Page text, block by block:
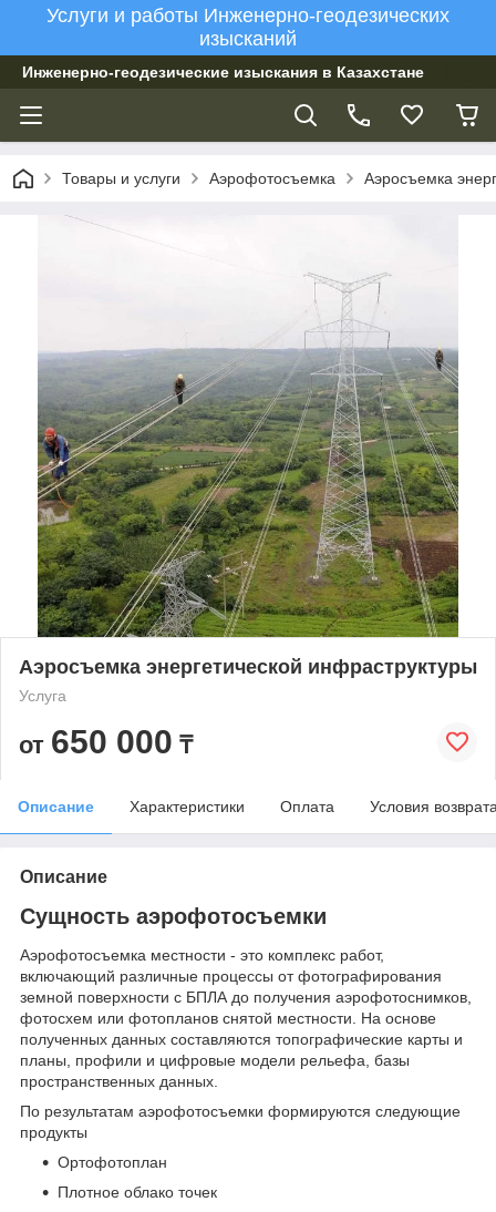
Услуги и работы Инженерно-геодезических
изысканий
Инженерно-геодезические изыскания в Казахстане
Товары и услуги Аэрофотосъемка Аэросъемка
Аэросъемка энергетической инфраструктуры
Услуга
от 650 000 ₸
Описание Характеристики Оплата Условия
Описание
Сущность аэрофотосъемки
Аэрофотосъемка местности - это комплекс работ,
включающий различные процессы от фотографирования
земной поверхности с БПЛА до получения аэрофотоснимков,
фотосхем или фотопланов снятой местности. На основе
полученных данных составляются топографические карты и
планы, профили и цифровые модели рельефа, базы
пространственных данных.
По результатам аэрофотосъемки формируются следующие
продукты
Ортофотоплан
Плотное облако точек